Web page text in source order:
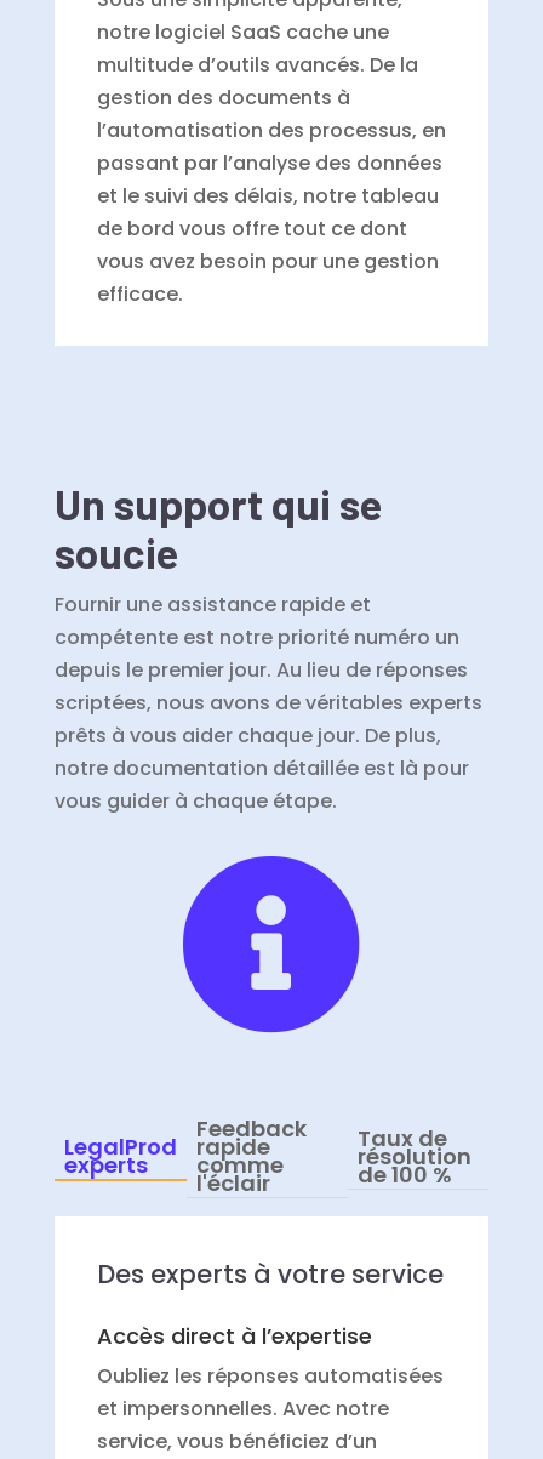
notre logiciel SaaS cache une
multitude d’outils avancés. De la
gestion des documents à
l’automatisation des processus, en
passant par l’analyse des données
et le suivi des délais, notre tableau
de bord vous offre tout ce dont
vous avez besoin pour une gestion
efficace.
Un support qui se
soucie
Fournir une assistance rapide et
compétente est notre priorité numéro un
depuis le premier jour. Au lieu de réponses
scriptées, nous avons de véritables experts
prêts à vous aider chaque jour. De plus,
notre documentation détaillée est là pour
vous guider à chaque étape.

LegalProd
experts
Feedback
rapide
comme
l'éclair
Taux de
résolution
de 100 %
Des experts à votre service
Accès direct à l’expertise
Oubliez les réponses automatisées
et impersonnelles. Avec notre
service, vous bénéficiez d’un